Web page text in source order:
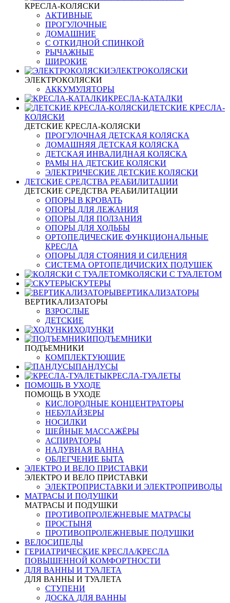
КРЕСЛА-КОЛЯСКИ
АКТИВНЫЕ
ПРОГУЛОЧНЫЕ
ДОМАШНИЕ
С ОТКИДНОЙ СПИНКОЙ
РЫЧАЖНЫЕ
ШИРОКИЕ
ЭЛЕКТРОКОЛЯСКИ
ЭЛЕКТРОКОЛЯСКИ
АККУМУЛЯТОРЫ
КРЕСЛА-КАТАЛКИ
ДЕТСКИЕ КРЕСЛА-
КОЛЯСКИ
ДЕТСКИЕ КРЕСЛА-КОЛЯСКИ
ПРОГУЛОЧНАЯ ДЕТСКАЯ КОЛЯСКА
ДОМАШНЯЯ ДЕТСКАЯ КОЛЯСКА
ДЕТСКАЯ ИНВАЛИДНАЯ КОЛЯСКА
РАМЫ НА ДЕТСКИЕ КОЛЯСКИ
ЭЛЕКТРИЧЕСКИЕ ДЕТСКИЕ КОЛЯСКИ
ДЕТСКИЕ СРЕДСТВА РЕАБИЛИТАЦИИ
ДЕТСКИЕ СРЕДСТВА РЕАБИЛИТАЦИИ
ОПОРЫ В КРОВАТЬ
ОПОРЫ ДЛЯ ЛЕЖАНИЯ
ОПОРЫ ДЛЯ ПОЛЗАНИЯ
ОПОРЫ ДЛЯ ХОДЬБЫ
ОРТОПЕДИЧЕСКИЕ ФУНКЦИОНАЛЬНЫЕ
КРЕСЛА
ОПОРЫ ДЛЯ СТОЯНИЯ И СИДЕНИЯ
СИСТЕМА ОРТОПЕДИЧИСКИХ ПОДУШЕК
КОЛЯСКИ С ТУАЛЕТОМ
СКУТЕРЫ
ВЕРТИКАЛИЗАТОРЫ
ВЕРТИКАЛИЗАТОРЫ
ВЗРОСЛЫЕ
ДЕТСКИЕ
ХОДУНКИ
ПОДЪЕМНИКИ
ПОДЪЕМНИКИ
КОМПЛЕКТУЮЩИЕ
ПАНДУСЫ
КРЕСЛА-ТУАЛЕТЫ
ПОМОЩЬ В УХОДЕ
ПОМОЩЬ В УХОДЕ
КИСЛОРОДНЫЕ КОНЦЕНТРАТОРЫ
НЕБУЛАЙЗЕРЫ
НОСИЛКИ
ШЕЙНЫЕ МАССАЖЁРЫ
АСПИРАТОРЫ
НАДУВНАЯ ВАННА
ОБЛЕГЧЕНИЕ БЫТА
ЭЛЕКТРО И ВЕЛО ПРИСТАВКИ
ЭЛЕКТРО И ВЕЛО ПРИСТАВКИ
ЭЛЕКТРОПРИСТАВКИ И ЭЛЕКТРОПРИВОДЫ
МАТРАСЫ И ПОДУШКИ
МАТРАСЫ И ПОДУШКИ
ПРОТИВОПРОЛЕЖНЕВЫЕ МАТРАСЫ
ПРОСТЫНЯ
ПРОТИВОПРОЛЕЖНЕВЫЕ ПОДУШКИ
ВЕЛОСИПЕДЫ
ГЕРИАТРИЧЕСКИЕ КРЕСЛА/КРЕСЛА
ПОВЫШЕННОЙ КОМФОРТНОСТИ
ДЛЯ ВАННЫ И ТУАЛЕТА
ДЛЯ ВАННЫ И ТУАЛЕТА
СТУПЕНИ
ДОСКА ДЛЯ ВАННЫ